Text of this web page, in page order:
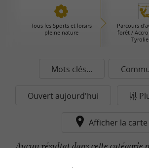
Tous les Sports et loisirs
pleine nature
Parcours
forêt /
Mots clés...
Ouvert aujourd'hui
Afficher la carte
Aucun résultat dans cette catégorie